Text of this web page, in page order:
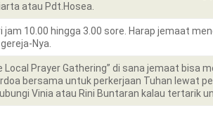
atau Pdt.Hosea.
10.00 hingga 3.00 sore. Harap jemaat
Nya.
Prayer Gathering” di sana jemaat bisa
bersama untuk perkerjaan Tuhan lewat
Vinia atau Rini Buntaran kalau tertarik